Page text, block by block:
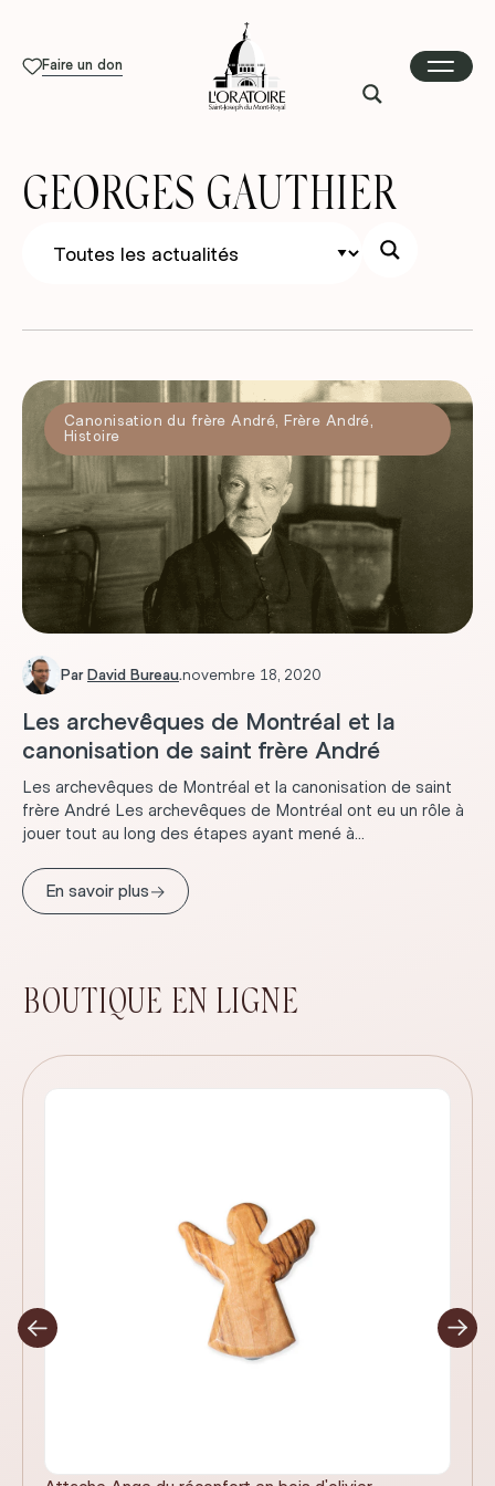
Faire un don
GEORGES GAUTHIER
Canonisation du frère André Frère André
Histoire
Par David Bureau.novembre 18, 2020
Les archevêques de Montréal et la
canonisation de saint frère André
Les archevêques de Montréal et la canonisation de saint
frère André Les archevêques de Montréal ont eu un rôle à
jouer tout au long des étapes ayant mené à...
En savoir plus→
BOUTIQUE EN LIGNE